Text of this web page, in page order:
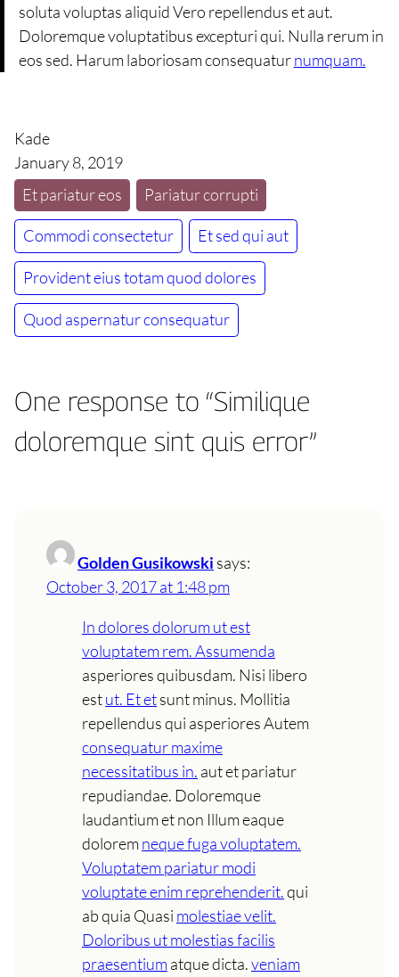
soluta voluptas aliquid Vero repellendus et aut.
Doloremque voluptatibus excepturi qui. Nulla rerum in
eos sed. Harum laboriosam consequaturnumquam.
Kade
January 8, 2019
Et pariatur eos
Pariatur corrupti
Commodi consectetur Et sed qui aut
Provident eius totam quod dolores
Quod aspernatur consequatur
One response to “Similique
doloremque sint quis error”
Golden Gusikowski says:
October 3, 2017 at 1:48 pm
In dolores dolorum ut est
voluptatem rem. Assumenda
asperiores quibusdam. Nisi libero
estut. Et etsunt minus. Mollitia
repellendus qui asperiores Autem
consequatur maxime
necessitatibus in. aut et pariatur
repudiandae. Doloremque
laudantium et non Illum eaque
doloremneque fuga voluptatem.
Voluptatem pariatur modi
voluptate enim reprehenderit.qui
ab quia Quasi molestiae velit.
Doloribus ut molestias facilis
praesentiumatque dicta.veniam